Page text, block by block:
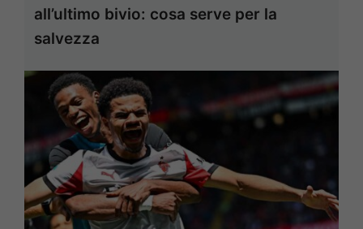
all’ultimo bivio: cosa serve per la
salvezza